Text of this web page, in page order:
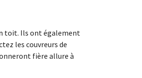
toit. Ils ont également
les couvreurs de
fière allure à